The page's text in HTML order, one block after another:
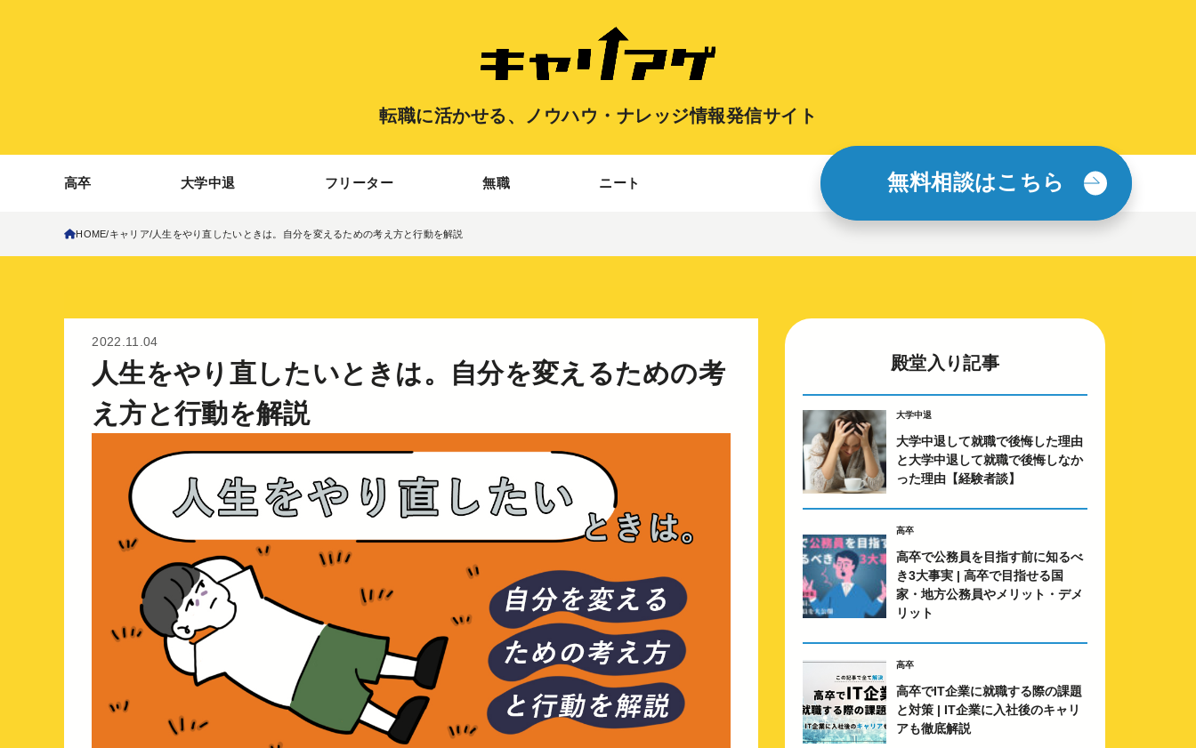
転職に活かせる、 ノウハウ・ナレッジ情報発信サイト
高卒 大学中退 フリーター 無職 ニート 無料相談はこちら
HOME キャリア 人生をやり直したいときは。自分を変えるための考え方と行動を解説
2022.11.04
人生をやり直したいときは。自分を変えるための考
え方と行動を解説
殿堂入り記事